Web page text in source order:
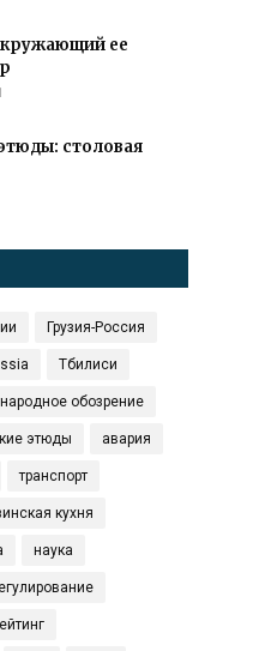
ее
столовая
Грузия-Россия
Тбилиси
обозрение
этюды авария
транспорт
кухня
наука